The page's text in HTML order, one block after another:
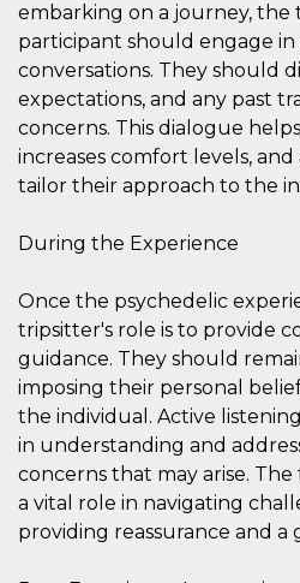
embarking on a journey, the
participant should engage
conversations. They should
expectations, and any past
concerns. This dialogue
increases comfort levels,
tailor their approach to the
During the Experience
Once the psychedelic
tripsitter's role is to provide
guidance. They should
imposing their personal
the individual. Active
in understanding and
concerns that may arise.
a vital role in navigating
providing reassurance and
CookieScriptConsent
oooh.events
Declaración de almacenamiento
Nombre
Tipo de
fbssls_314278995690155
de
wpEmojiSettingsSupports
cn_uc__
local